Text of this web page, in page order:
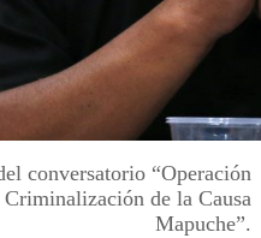
conversatorio “Operación
de la Causa
Mapuche”.